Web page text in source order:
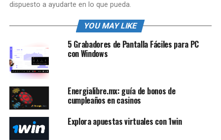
dispuesto a ayudarte en lo que pueda.
YOU MAY LIKE
5 Grabadores de Pantalla Fáciles para PC
con Windows
Energialibre.mx: guía de bonos de
cumpleaños en casinos
Explora apuestas virtuales con 1win